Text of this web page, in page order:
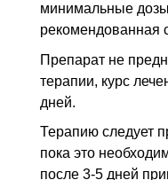
минимальные
рекомендованная
Препарат не
терапии, курс
дней.
Терапию следует
пока это
после 3-5 дней